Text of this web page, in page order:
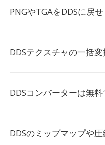
PNGやTGAをDDSに戻
DDSテクスチャの一括
DDSコンバーターは無
DDSのミップマップや